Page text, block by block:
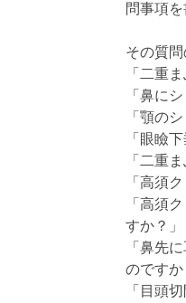
問事項
その質
「二重
「鼻に
「顎の
「眼瞼
「二重
「高須
「高須
すか？」
「鼻先
のですか
「目頭